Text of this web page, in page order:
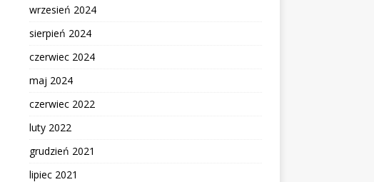
wrzesień 2024
sierpień 2024
czerwiec 2024
maj 2024
czerwiec 2022
luty 2022
grudzień 2021
lipiec 2021